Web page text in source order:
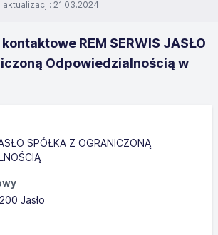
21.03.2024
REM SERWIS JASŁO
Odpowiedzialnością w
SPÓŁKA Z OGRANICZONĄ
Jasło